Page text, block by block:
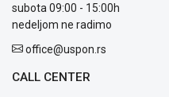
subota 09:00 - 15:00h
nedeljom ne radimo
office@uspon.rs
CALL CENTER